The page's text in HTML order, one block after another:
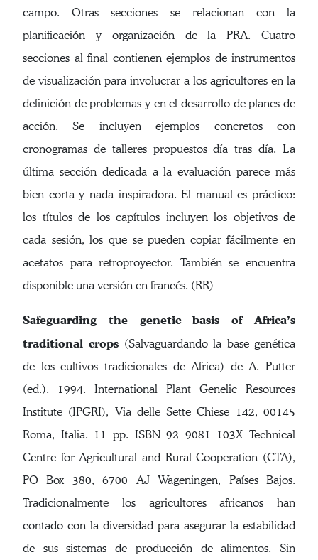
campo. Otras secciones se relacionan con la
planificación y organización de la PRA. Cuatro
secciones al final contienen ejemplos de instrumentos
de visualización para involucrar a los agricultores en la
definición de problemas y en el desarrollo de planes de
acción. Se incluyen ejemplos concretos con
cronogramas de talleres propuestos día tras día. La
última sección dedicada a la evaluación parece más
bien corta y nada inspiradora. El manual es práctico:
los títulos de los capítulos incluyen los objetivos de
cada sesión, los que se pueden copiar fácilmente en
acetatos para retroproyector. También se encuentra
disponible una versión en francés. (RR)
Safeguarding the genetic basis of Africa’s
traditional crops (Salvaguardando la base genética
de los cultivos tradicionales de Africa) de A. Putter
(ed.). 1994. International Plant Genelic Resources
Institute (IPGRI), Via delle Sette Chiese 142, 00145
Roma, Italia. 11 pp. ISBN 92 9081 103X Technical
Centre for Agricultural and Rural Cooperation (CTA),
PO Box 380, 6700 AJ Wageningen, Países Bajos.
Tradicionalmente los agricultores africanos han
contado con la diversidad para asegurar la estabilidad
de sus sistemas de producción de alimentos. Sin